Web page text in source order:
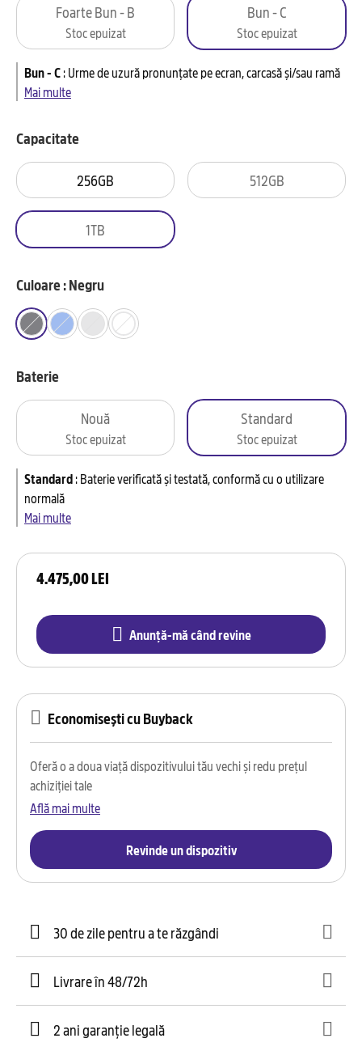
4.475,00 LEI
Anunță-mă când revine
Foarte Bun - B
Stoc epuizat
Bun - C
Stoc epuizat
Bun - C:Urme de uzură pronunțate pe ecran, carcasă și/sau ramă
Mai multe
Capacitate
256GB 512GB
1TB
Culoare : Negru
Baterie
Nouă
Stoc epuizat
Standard
Stoc epuizat
Standard:Baterie verificată și testată, conformă cu o utilizare
normală
Mai multe
Economisești cu Buyback
Oferă o a doua viață dispozitivului tău vechi și redu prețul
achiziției tale
Află mai multe
Revinde un dispozitiv
30 de zile pentru a te răzgândi
Livrare în 48/72h
2 ani garanție legală